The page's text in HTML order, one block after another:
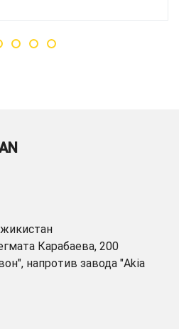
Карабаева, 200
напротив завода "Akia